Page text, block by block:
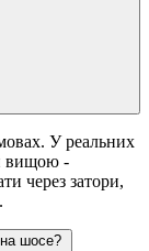
У реальних
вищою -
через затори,
шосе?